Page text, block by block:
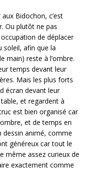
Bidochon, c’est
Ou plutôt ne pas
de déplacer
soleil, afin que la
main) reste à l’ombre.
temps devant leur
Mais les plus forts
écran devant leur
et regardent à
est bien organisé car
et de temps en
dessin animé, comme
généreux car tout le
même assez curieux de
exactement comme